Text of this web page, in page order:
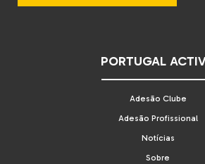
PORTUGAL
Adesão Clube
Adesão Profissional
Notícias
Sobre